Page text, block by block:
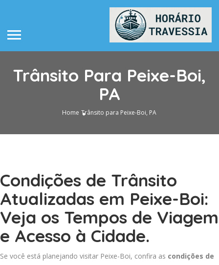
Trânsito Para Peixe-Boi,
PA
Home Trânsito para Peixe-Boi, PA
Condições de Trânsito
Atualizadas em Peixe-Boi:
Veja os Tempos de Viagem
e Acesso à Cidade.
Se você está planejando visitar Peixe-Boi, confira as condições de